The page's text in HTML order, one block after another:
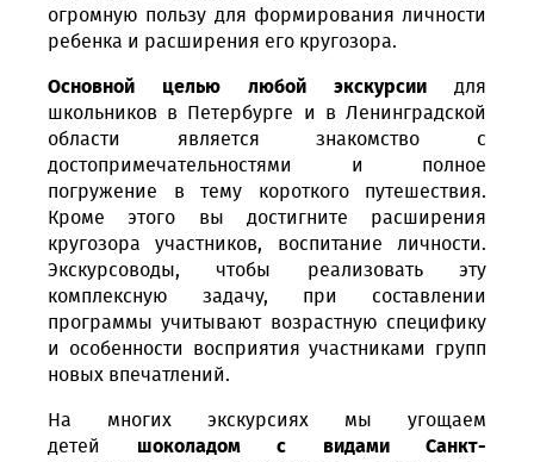
огромную пользу для формирования личности
ребенка и расширения его кругозора.
Основной целью любой экскурсии для
школьников в Петербурге и в Ленинградской
области является знакомство с
достопримечательностями и полное
погружение в тему короткого путешествия.
Кроме этого вы достигните расширения
кругозора участников, воспитание личности.
Экскурсоводы, чтобы реализовать эту
комплексную задачу, при составлении
программы учитывают возрастную специфику
и особенности восприятия участниками групп
новых впечатлений.
На многих экскурсиях мы угощаем
детей шоколадом с видами Санкт-